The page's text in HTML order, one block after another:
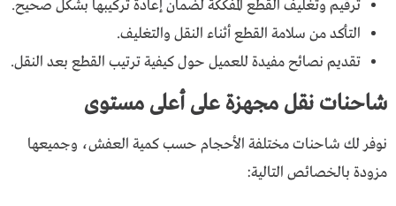
ترقيم وتغليف القطع المفككة لضمان إعادة تركيبها بشكل صحيح.
التأكد من سلامة القطع أثناء النقل والتغليف.
تقديم نصائح مفيدة للعميل حول كيفية ترتيب القطع بعد النقل.
شاحنات نقل مجهزة على أعلى مستوى
نوفر لك شاحنات مختلفة الأحجام حسب كمية العفش، وجميعها
مزودة بالخصائص التالية: